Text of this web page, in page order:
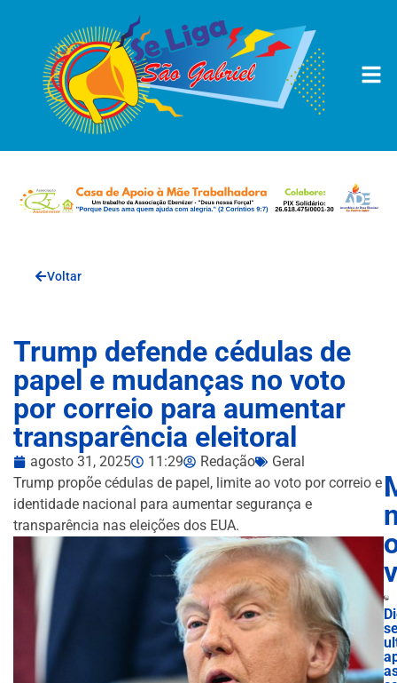
Voltar
Trump defende cédulas de
papel e mudanças no voto
por correio para aumentar
transparência eleitoral
agosto 31, 2025 11:29 Redação
Geral
Trump propõe cédulas de papel, limite ao voto por correio e
identidade nacional para aumentar segurança e
transparência nas eleições dos EUA.